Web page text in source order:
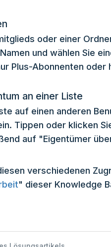
oder einer
und wählen Sie
Plus-Abonnenten oder
an einer Liste
auf einen anderen
Tippen oder klicken
auf "Eigentümer
verschiedenen
" dieser Knowledge